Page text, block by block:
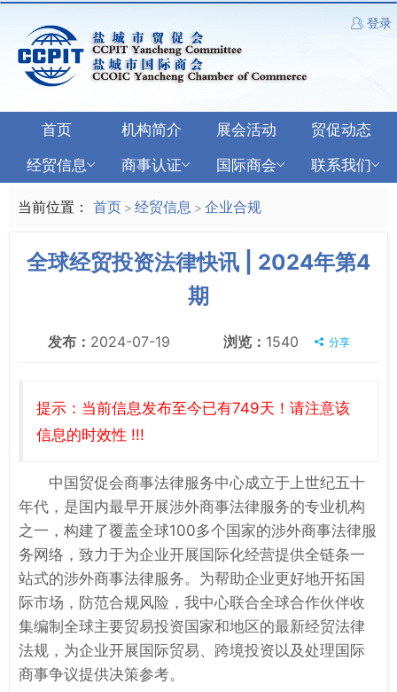
登录
首页 机构简介 展会活动
贸促动态
经贸信息
商事认证 国际商会 联系我们
当前位置： 首页 > 经贸信息 > 企业合规
全球经贸投资法律快讯 | 2024年第4
期
发布： 2024-07-19 浏览： 1540 分享
提示：当前信息发布至今已有749天！请注意该
信息的时效性 !!!
中国贸促会商事法律服务中心成立于上世纪五十
年代，是国内最早开展涉外商事法律服务的专业机构
之一，构建了覆盖全球100多个国家的涉外商事法律服
务网络，致力于为企业开展国际化经营提供全链条一
站式的涉外商事法律服务。为帮助企业更好地开拓国
际市场，防范合规风险，我中心联合全球合作伙伴收
集编制全球主要贸易投资国家和地区的最新经贸法律
法规，为企业开展国际贸易、跨境投资以及处理国际
商事争议提供决策参考。